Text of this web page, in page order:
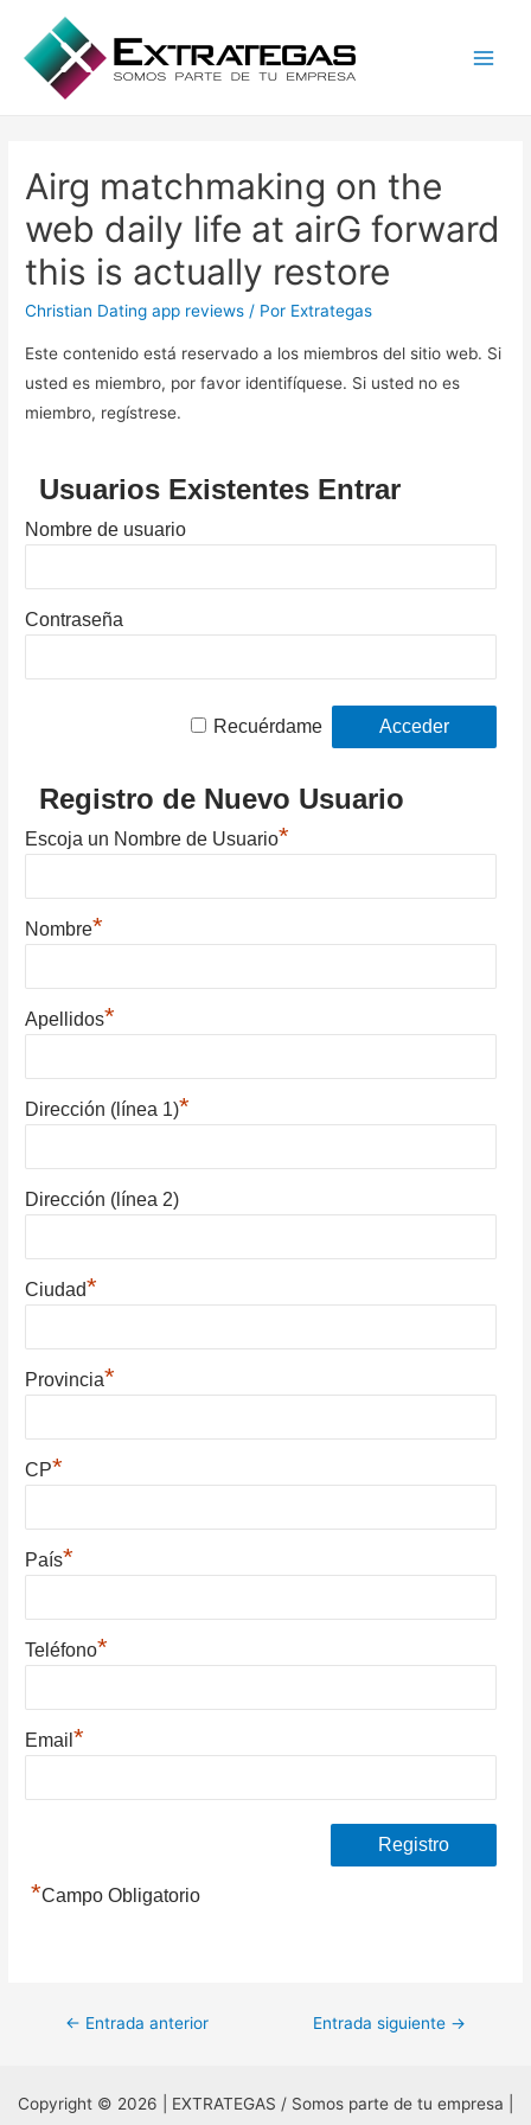
Airg matchmaking on the
web daily life at airG forward
this is actually restore
Christian Dating app reviews / Por Extrategas
Este contenido está reservado a los miembros del sitio web. Si
usted es miembro, por favor identifíquese. Si usted no es
miembro, regístrese.
Usuarios Existentes Entrar
Nombre de usuario
Contraseña
Recuérdame
Registro de Nuevo Usuario
Escoja un Nombre de Usuario*
Nombre*
Apellidos*
Dirección (línea 1)*
Dirección (línea 2)
Ciudad*
Provincia*
CP*
País*
Teléfono*
Email*
*Campo Obligatorio
Navegación
entradas
← Entrada anterior Entrada siguiente →
Copyright © 2026 | EXTRATEGAS / Somos parte de tu empresa |